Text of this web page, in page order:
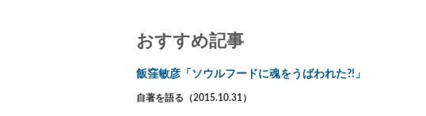
おすすめ記事
飯窪敏彦「ソウルフードに魂をうばわれた?!」
自著を語る（2015.10.31）